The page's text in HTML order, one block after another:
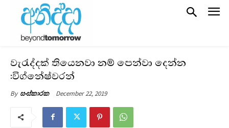
වැරැද්දක් තියෙනවා නම් පෙන්වා දෙන්න
:විග්නේෂ්වරන්
By සංස්කාරක December 22, 2019